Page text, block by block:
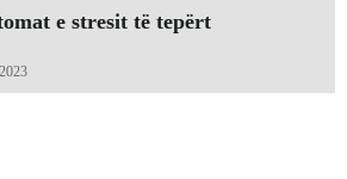
e stresit të tepërt